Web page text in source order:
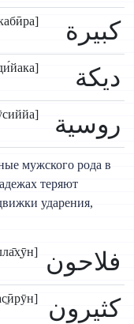
كبيرة
ديكة
روسية
мужского рода в
теряют
ударения,
فلاحون
كثيرون